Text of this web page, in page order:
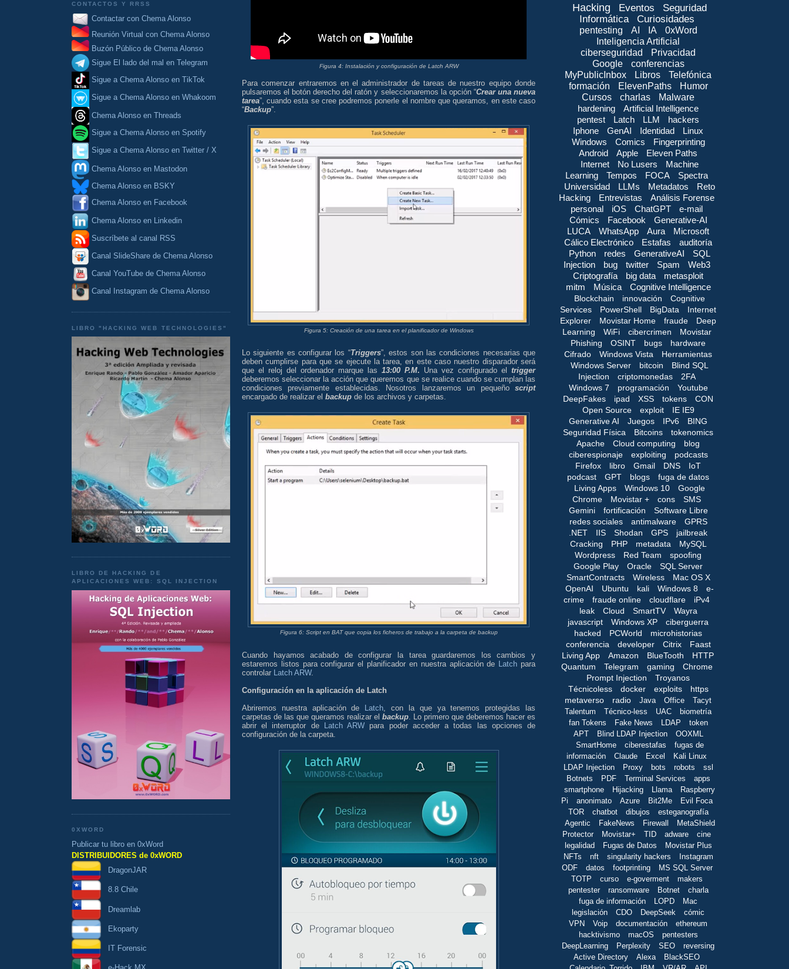
CONTACTOS Y RRSS
Contactar con Chema Alonso
Reunión Virtual con Chema Alonso
Buzón Público de Chema Alonso
Sigue El lado del mal en Telegram
Sigue a Chema Alonso en TikTok
Sigue a Chema Alonso en Whakoom
Chema Alonso en Threads
Sigue a Chema Alonso en Spotify
Sigue a Chema Alonso en Twitter / X
Chema Alonso en Mastodon
Chema Alonso en BSKY
Chema Alonso en Facebook
Chema Alonso en Linkedin
Suscríbete al canal RSS
Canal SlideShare de Chema Alonso
Canal YouTube de Chema Alonso
Canal Instagram de Chema Alonso
LIBRO "HACKING WEB TECHNOLOGIES"
LIBRO DE HACKING DE
APLICACIONES WEB: SQL INJECTION
0XWORD
Publicar tu libro en 0xWord
DISTRIBUIDORES de 0xWORD
DragonJAR
8.8 Chile
Dreamlab
Ekoparty
IT Forensic
Figura 4: Instalación y configuración de Latch ARW
Para comenzar entraremos en el administrador de tareas de nuestro equipo donde
pulsaremos el botón derecho del ratón y seleccionaremos la opción “Crear una nueva
tarea”, cuando esta se cree podremos ponerle el nombre que queramos, en este caso
“Backup”.
Figura 5: Creación de una tarea en el planificador de Windows
Lo siguiente es configurar los “Triggers”, estos son las condiciones necesarias que
deben cumplirse para que se ejecute la tarea, en este caso nuestro disparador será
que el reloj del ordenador marque las 13:00 P.M. Una vez configurado el trigger
deberemos seleccionar la acción que queremos que se realice cuando se cumplan las
condiciones previamente establecidas. Nosotros lanzaremos un pequeño script
encargado de realizar el backup de los archivos y carpetas.
Figura 6: Script en BAT que copia los ficheros de trabajo a la carpeta de backup
Cuando hayamos acabado de configurar la tarea guardaremos los cambios y
estaremos listos para configurar el planificador en nuestra aplicación de
Latch para
controlar
Latch ARW.
Configuración en la aplicación de Latch
Abriremos nuestra aplicación de
Latch , con la que ya tenemos protegidas las
carpetas de las que queramos realizar el backup . Lo primero que deberemos hacer es
abrir el interruptor de
Latch ARW para poder acceder a todas las opciones de
configuración de la carpeta.
Hacking Eventos
Seguridad
Informática
Curiosidades
pentesting AI IA
0xWord
Inteligencia Artificial
ciberseguridad
Privacidad
Google
conferencias
MyPublicInbox
Libros
Telefónica
formación
ElevenPaths
Humor
Cursos
charlas
Malware
hardening
Artificial Intelligence
pentest
Latch LLM
hackers
Iphone
GenAI Identidad
Linux
Windows
Comics
Fingerprinting
Android
Apple
Eleven Paths
Internet
No Lusers
Machine
Learning
Tempos FOCA
Spectra
Universidad
LLMs Metadatos
Reto
Hacking
Entrevistas
Análisis Forense
personal
iOS ChatGPT
e-mail
Cómics
Facebook
Generative-AI
LUCA
WhatsApp Aura
Microsoft
Cálico Electrónico
Estafas
auditoría
Python
redes GenerativeAI
SQL
Injection
bug twitter Spam
Web3
Criptografía
big data
metasploit
mitm
Música Cognitive Intelligence
Blockchain innovación
Cognitive
Services
PowerShell BigData
Internet
Explorer
Movistar Home fraude
Deep
Learning
WiFi cibercrimen
Movistar
Phishing
OSINT bugs
hardware
Cifrado
Windows Vista
Herramientas
Windows Server
bitcoin
Blind SQL
Injection
criptomonedas
2FA
Windows 7
programación
Youtube
DeepFakes
ipad XSS tokens
CON
Open Source
exploit
IE IE9
Generative AI
Juegos IPv6
BING
Seguridad Física
Bitcoins
tokenomics
Apache
Cloud computing
blog
ciberespionaje
exploiting
podcasts
Firefox
libro Gmail DNS
IoT
podcast
GPT blogs
fuga de datos
Living Apps
Windows 10
Google
Chrome
Movistar + cons
SMS
Gemini
fortificación
Software Libre
redes sociales
antimalware
GPRS
.NET
IIS Shodan GPS
jailbreak
Cracking
PHP metadata
MySQL
Wordpress
Red Team
spoofing
Google Play
Oracle
SQL Server
SmartContracts
Wireless
Mac OS X
OpenAI
Ubuntu kali Windows 8
e-
crime
fraude online cloudflare
iPv4
leak
Cloud SmartTV
Wayra
javascript
Windows XP
ciberguerra
hacked
PCWorld
microhistorias
conferencia
developer Citrix
Faast
Living App
Amazon BlueTooth
HTTP
Quantum
Telegram gaming
Chrome
Prompt Injection
Troyanos
Técnicoless
docker exploits
https
metaverso
radio Java Office
Tacyt
Talentum
Técnico-less UAC
biometría
fan Tokens
Fake News LDAP
token
APT
Blind LDAP Injection
OOXML
SmartHome
ciberestafas
fugas de
información
Claude Excel
Kali Linux
LDAP Injection
Proxy bots robots
ssl
Botnets
PDF Terminal Services
apps
smartphone
Hijacking Llama
Raspberry
Pi
anonimato Azure Bit2Me
Evil Foca
TOR
chatbot dibujos
esteganografía
Agentic
FakeNews Firewall
MetaShield
Protector
Movistar+ TID adware
cine
legalidad
Fugas de Datos
Movistar Plus
NFTs
nft singularity hackers
Instagram
ODF
datos footprinting
MS SQL Server
TOTP
curso e-goverment
makers
pentester
ransomware Botnet
charla
fuga de información
LOPD
Mac
legislación
CDO DeepSeek
cómic
VPN
Voip documentación
ethereum
hacktivismo
macOS
pentesters
DeepLearning
Perplexity SEO
reversing
Active Directory
Alexa
BlackSEO